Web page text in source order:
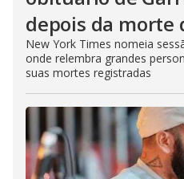
depois da morte
New York Times nomeia
onde relembra grandes
suas mortes registradas